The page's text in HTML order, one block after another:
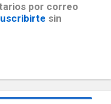
por correo
sin